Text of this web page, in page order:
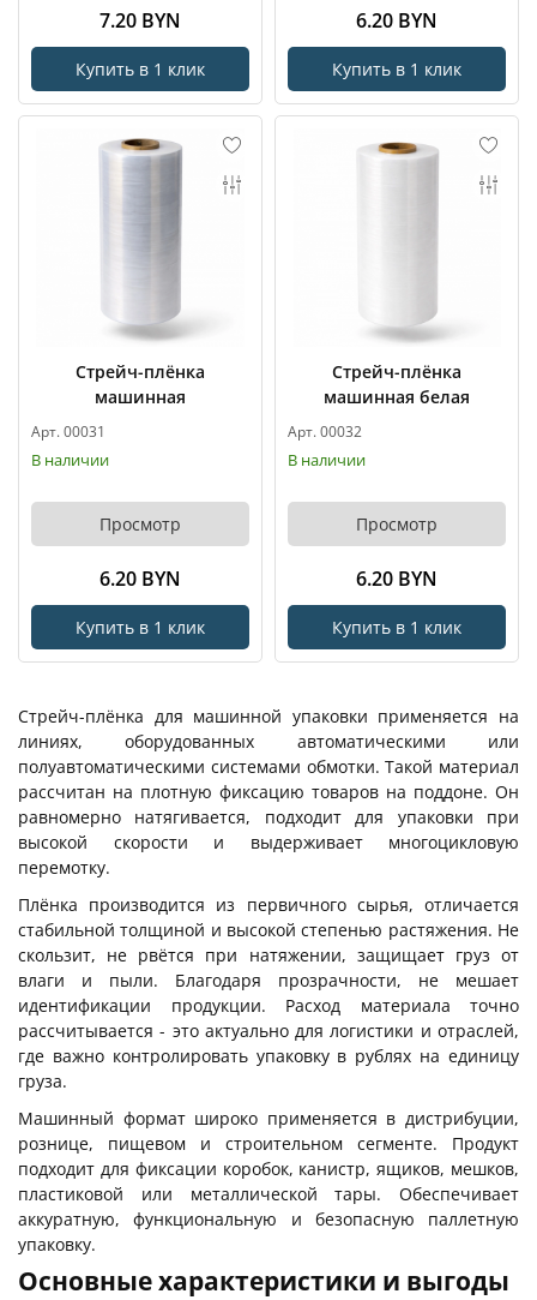
7.20 BYN
Купить в 1 клик
6.20 BYN
Купить в 1 клик
Стрейч-плёнка
машинная
Арт. 00031
В наличии
Просмотр
6.20 BYN
Купить в 1 клик
Стрейч-плёнка
машинная белая
Арт. 00032
В наличии
Просмотр
6.20 BYN
Купить в 1 клик
Стрейч-плёнка для машинной упаковки применяется на
линиях, оборудованных автоматическими или
полуавтоматическими системами обмотки. Такой материал
рассчитан на плотную фиксацию товаров на поддоне. Он
равномерно натягивается, подходит для упаковки при
высокой скорости и выдерживает многоцикловую
перемотку.
Плёнка производится из первичного сырья, отличается
стабильной толщиной и высокой степенью растяжения. Не
скользит, не рвётся при натяжении, защищает груз от
влаги и пыли. Благодаря прозрачности, не мешает
идентификации продукции. Расход материала точно
рассчитывается - это актуально для логистики и отраслей,
где важно контролировать упаковку в рублях на единицу
груза.
Машинный формат широко применяется в дистрибуции,
рознице, пищевом и строительном сегменте. Продукт
подходит для фиксации коробок, канистр, ящиков, мешков,
пластиковой или металлической тары. Обеспечивает
аккуратную, функциональную и безопасную паллетную
упаковку.
Основные характеристики и выгоды